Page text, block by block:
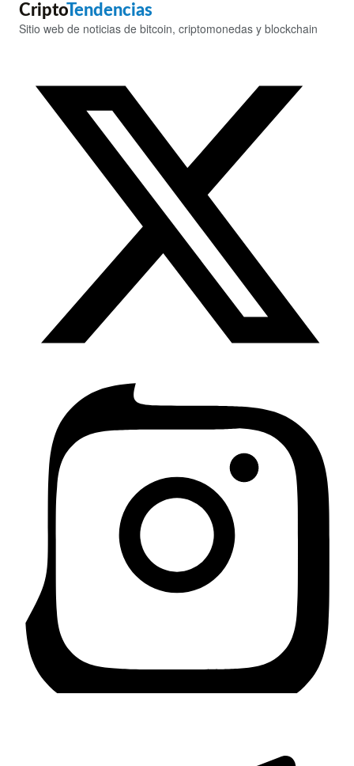
CriptoTendencias
Sitio web de noticias de bitcoin, criptomonedas y blockchain